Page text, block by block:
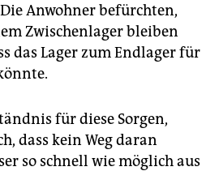
Anwohner befürchten,
Zwischenlager bleiben
das Lager zum Endlager für
für diese Sorgen,
dass kein Weg daran
so schnell wie möglich aus